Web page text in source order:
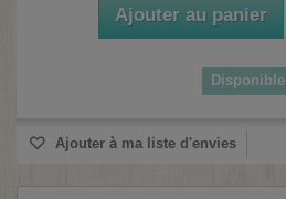
Ajouter au panier
Disponible
Ajouter à ma liste d'envies